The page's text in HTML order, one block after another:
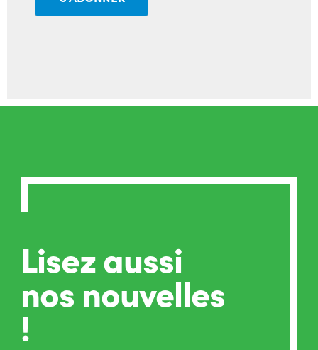
Lisez aussi
nos nouvelles
!